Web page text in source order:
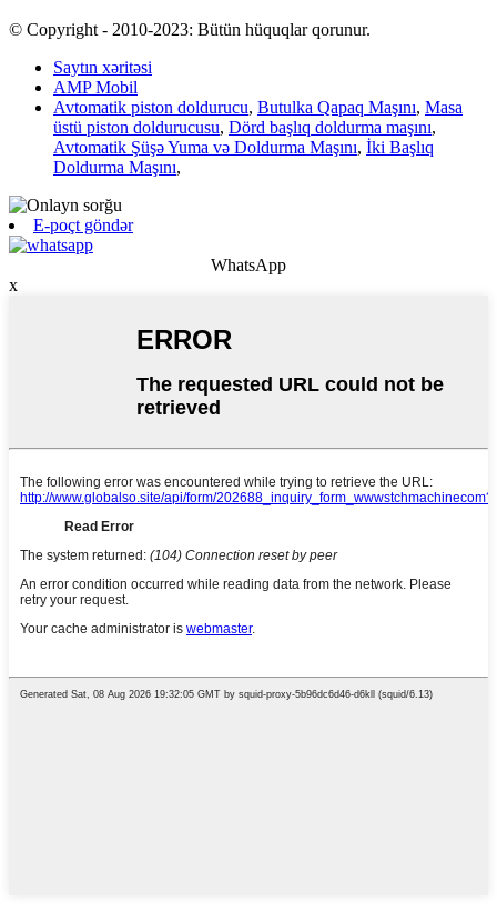
© Copyright - 2010-2023: Bütün hüquqlar qorunur.
Saytın xəritəsi
AMP Mobil
Avtomatik piston doldurucu, Butulka Qapaq Maşını, Masa
üstü piston doldurucusu, Dörd başlıq doldurma maşını,
Avtomatik Şüşə Yuma və Doldurma Maşını, İki Başlıq
Doldurma Maşını,
E-poçt göndər
WhatsApp
x